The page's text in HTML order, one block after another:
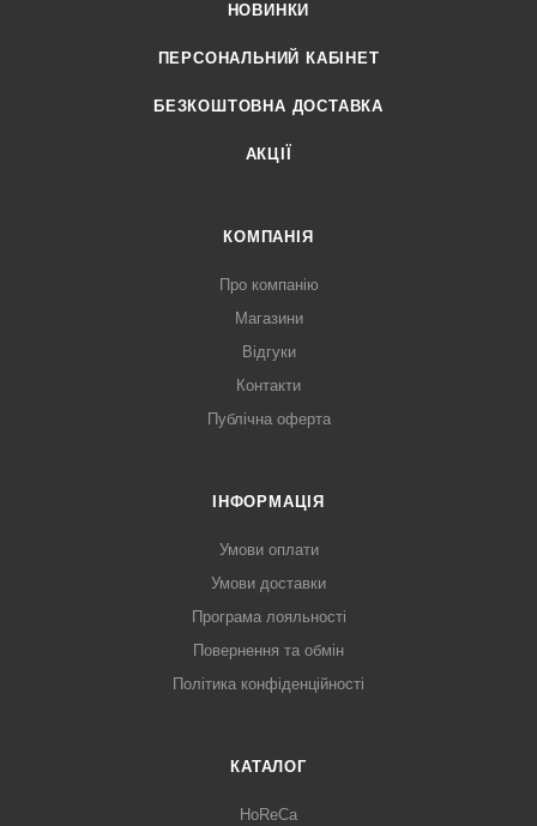
НОВИНКИ
ПЕРСОНАЛЬНИЙ КАБІНЕТ
БЕЗКОШТОВНА ДОСТАВКА
АКЦІЇ
КОМПАНІЯ
Про компанію
Магазини
Відгуки
Контакти
Публічна оферта
ІНФОРМАЦІЯ
Умови оплати
Умови доставки
Програма лояльності
Повернення та обмін
Політика конфіденційності
КАТАЛОГ
HoReCa